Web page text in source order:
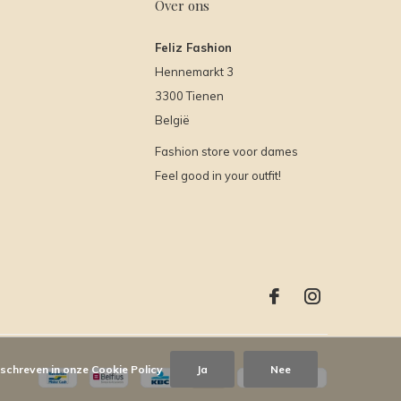
Over ons
Feliz Fashion
Hennemarkt 3
3300 Tienen
België
Fashion store voor dames
Feel good in your outfit!
in onze Cookie Policy Ja Nee